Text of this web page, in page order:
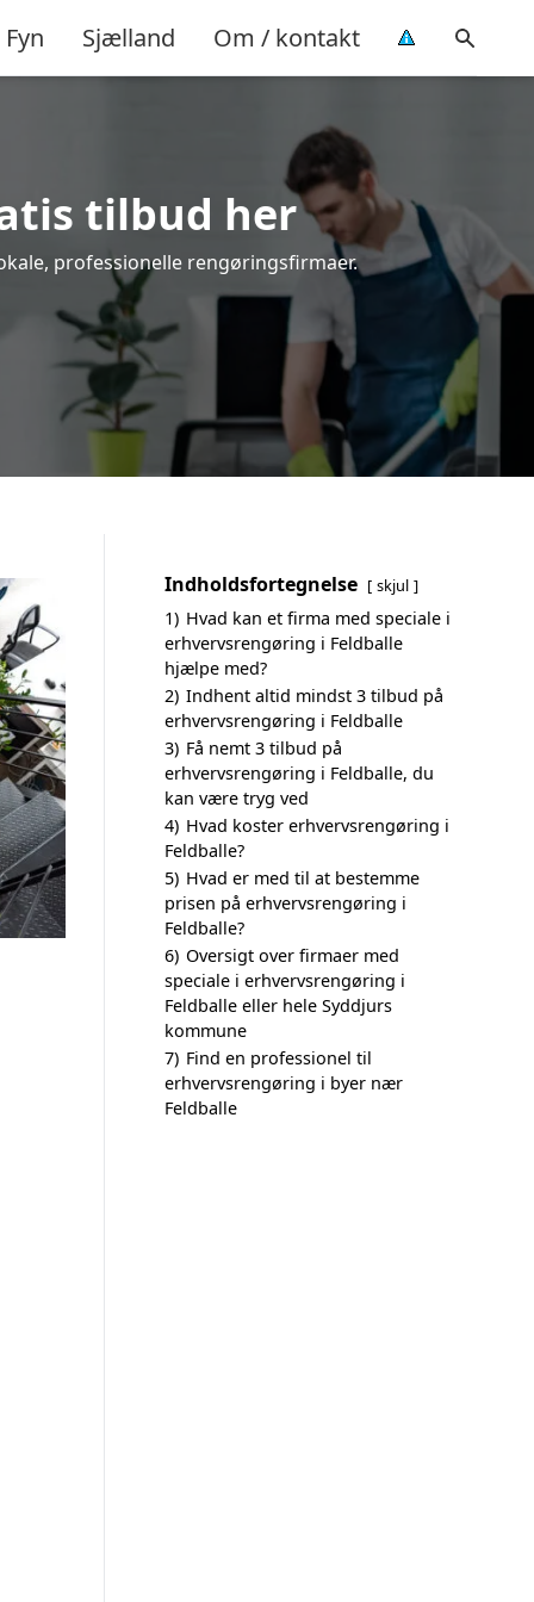
Fyn Sjælland Om / kontakt
tilbud her
professionelle rengøringsfirmaer.
Indholdsfortegnelse skjul
1) Hvad kan et firma med speciale i
erhvervsrengøring i Feldballe
hjælpe med?
2) Indhent altid mindst 3 tilbud på
erhvervsrengøring i Feldballe
3) Få nemt 3 tilbud på
erhvervsrengøring i Feldballe, du
kan være tryg ved
4) Hvad koster erhvervsrengøring i
Feldballe?
5) Hvad er med til at bestemme
prisen på erhvervsrengøring i
Feldballe?
6) Oversigt over firmaer med
speciale i erhvervsrengøring i
Feldballe eller hele Syddjurs
kommune
7) Find en professionel til
erhvervsrengøring i byer nær
Feldballe